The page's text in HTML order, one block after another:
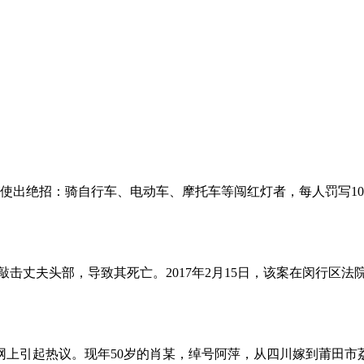
自行车、电动车、摩托车等闯红灯者，每人罚写100遍
头部，导致其死亡。2017年2月15日，该案在闵行区法院
起热议。现年50岁的肖某，绰号阿萍，从四川嫁到莆田市